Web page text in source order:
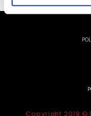
Copyright 2019